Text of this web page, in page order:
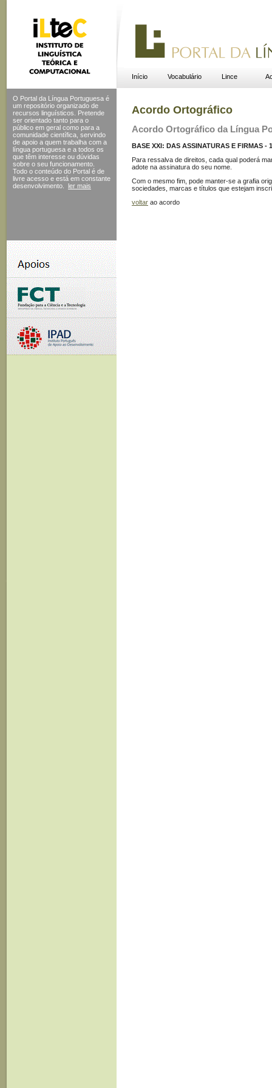
Início Vocabulário Lince
O Portal da Língua Portuguesa é
um repositório organizado de
recursos linguísticos. Pretende
ser orientado tanto para o
público em geral como para a
comunidade científica, servindo
de apoio a quem trabalha com a
língua portuguesa e a todos os
que têm interesse ou dúvidas
sobre o seu funcionamento.
Todo o conteúdo do Portal é de
livre acesso e está em constante
desenvolvimento.
ler mais
Acordo Ortográfico
Acordo Ortográfico da Língua
BASE XXI: DAS ASSINATURAS E FIRMAS - 1
Para ressalva de direitos, cada qual poderá
adote na assinatura do seu nome.
Com o mesmo fim, pode manter-se a grafia
sociedades, marcas e títulos que estejam
voltar ao acordo